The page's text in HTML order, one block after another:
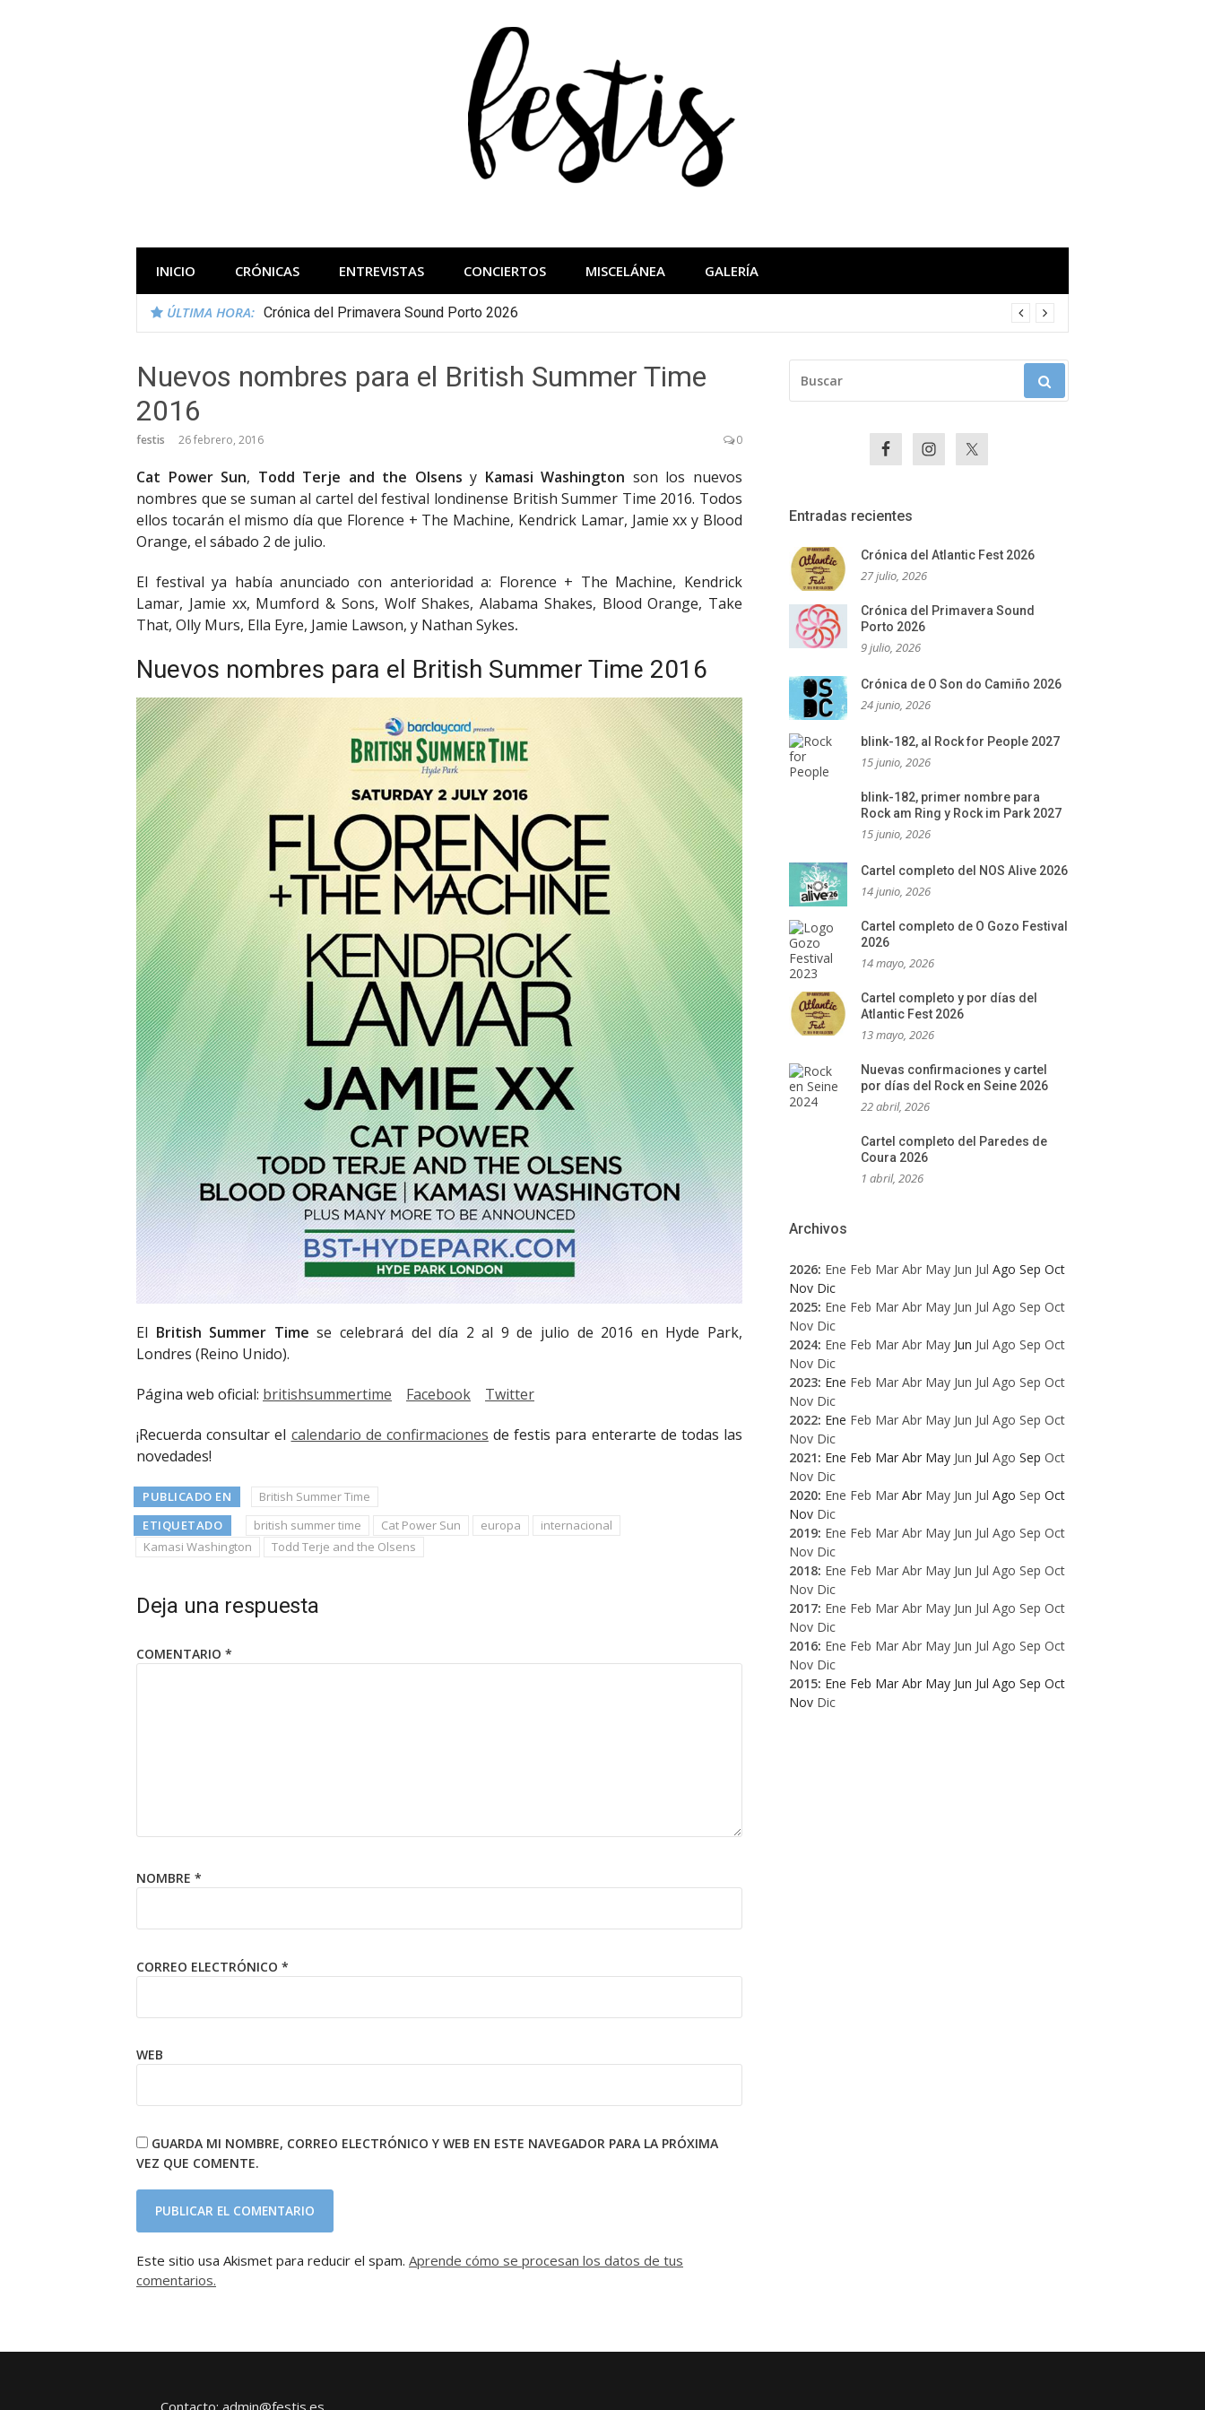
INICIO CRÓNICAS ENTREVISTAS CONCIERTOS MISCELÁNEA GALERÍA
ÚLTIMA HORA: Crónica del Primavera Sound Porto 2026
Nuevos nombres para el British Summer Time
2016
festis 26 febrero, 2016 0
Cat Power Sun, Todd Terje and the Olsens y Kamasi Washington son los nuevos
nombres que se suman al cartel del festival londinense British Summer Time 2016. Todos
ellos tocarán el mismo día que Florence + The Machine, Kendrick Lamar, Jamie xx y Blood
Orange, el sábado 2 de julio.
El festival ya había anunciado con anterioridad a: Florence + The Machine, Kendrick
Lamar, Jamie xx, Mumford & Sons, Wolf Shakes, Alabama Shakes, Blood Orange, Take
That, Olly Murs, Ella Eyre, Jamie Lawson, y Nathan Sykes.
Nuevos nombres para el British Summer Time 2016
El British Summer Time se celebrará del día 2 al 9 de julio de 2016 en Hyde Park,
Londres (Reino Unido).
Página web oficial: britishsummertime Facebook Twitter
¡Recuerda consultar el calendario de confirmaciones de festis para enterarte de todas las
novedades!
PUBLICADO EN
British Summer Time
ETIQUETADO
british summer time Cat Power Sun europa
internacional
Kamasi Washington
Todd Terje and the Olsens
Deja una respuesta
COMENTARIO *
NOMBRE *
CORREO ELECTRÓNICO *
WEB
GUARDA MI NOMBRE, CORREO ELECTRÓNICO Y WEB EN ESTE NAVEGADOR PARA LA PRÓXIMA
VEZ QUE COMENTE.
Este sitio usa Akismet para reducir el spam. Aprende cómo se procesan los datos de tus
comentarios.
Entradas recientes
Crónica del Atlantic Fest 2026
27 julio, 2026
Crónica del Primavera Sound
Porto 2026
9 julio, 2026
Crónica de O Son do Camiño 2026
24 junio, 2026
blink-182, al Rock for People 2027
15 junio, 2026
blink-182, primer nombre para
Rock am Ring y Rock im Park 2027
15 junio, 2026
Cartel completo del NOS Alive 2026
14 junio, 2026
Cartel completo de O Gozo Festival
2026
14 mayo, 2026
Cartel completo y por días del
Atlantic Fest 2026
13 mayo, 2026
Nuevas confirmaciones y cartel
por días del Rock en Seine 2026
22 abril, 2026
Cartel completo del Paredes de
Coura 2026
1 abril, 2026
Archivos
2026: Ene Feb Mar Abr May Jun Jul Ago Sep Oct
Nov Dic
2025: Ene Feb Mar Abr May Jun Jul Ago Sep Oct
Nov Dic
2024: Ene Feb Mar Abr May Jun Jul Ago Sep Oct
Nov Dic
2023: Ene Feb Mar Abr May Jun Jul Ago Sep Oct
Nov Dic
2022: Ene Feb Mar Abr May Jun Jul Ago Sep Oct
Nov Dic
2021: Ene Feb Mar Abr May Jun Jul Ago Sep Oct
Nov Dic
2020: Ene Feb Mar Abr May Jun Jul Ago Sep Oct
Nov Dic
2019: Ene Feb Mar Abr May Jun Jul Ago Sep Oct
Nov Dic
2018: Ene Feb Mar Abr May Jun Jul Ago Sep Oct
Nov Dic
2017: Ene Feb Mar Abr May Jun Jul Ago Sep Oct
Nov Dic
2016: Ene Feb Mar Abr May Jun Jul Ago Sep Oct
Nov Dic
2015: Ene Feb Mar Abr May Jun Jul Ago Sep Oct
Nov Dic